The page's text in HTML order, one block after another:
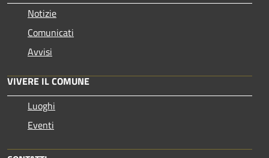
Notizie
Comunicati
Avvisi
VIVERE IL COMUNE
Luoghi
Eventi